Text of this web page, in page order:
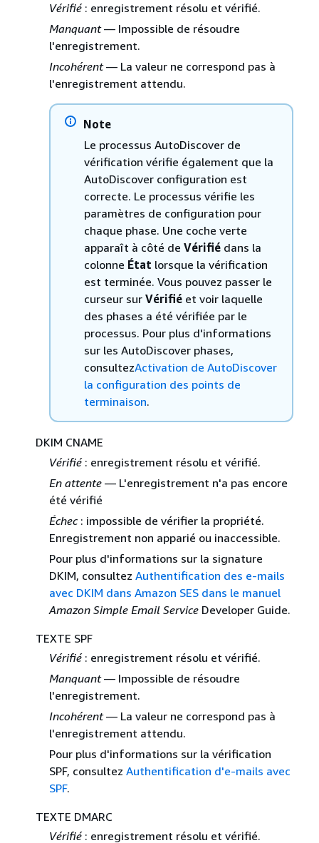
Vérifié: enregistrement résolu et vérifié.
Manquant— Impossible de résoudre
l'enregistrement.
Incohérent— La valeur ne correspond pas à
l'enregistrement attendu.
Note
Le processus AutoDiscover de
vérification vérifie également que la
AutoDiscover configuration est
correcte. Le processus vérifie les
paramètres de configuration pour
chaque phase. Une coche verte
apparaît à côté de Vérifiédans la
colonne État lorsque la vérification
est terminée. Vous pouvez passer le
curseur sur Vérifiéet voir laquelle
des phases a été vérifiée par le
processus. Pour plus d'informations
sur les AutoDiscover phases,
consultezActivation de AutoDiscover
la configuration des points de
terminaison.
DKIM CNAME
Vérifié: enregistrement résolu et vérifié.
En attente— L'enregistrement n'a pas encore
été vérifié
Échec: impossible de vérifier la propriété.
Enregistrement non apparié ou inaccessible.
Pour plus d'informations sur la signature
DKIM, consultez Authentification des e-mails
avec DKIM dans Amazon SES dans le manuel
Amazon Simple Email ServiceDeveloper Guide.
TEXTE SPF
Vérifié: enregistrement résolu et vérifié.
Manquant— Impossible de résoudre
l'enregistrement.
Incohérent— La valeur ne correspond pas à
l'enregistrement attendu.
Pour plus d'informations sur la vérification
SPF, consultez Authentification d'e-mails avec
SPF.
TEXTE DMARC
Vérifié: enregistrement résolu et vérifié.